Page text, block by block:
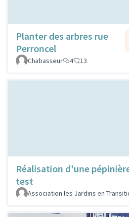
Planter des arbres rue
Perroncel
Chabasseur
4 13
Réalisation d'une
test
Association les Jardins en